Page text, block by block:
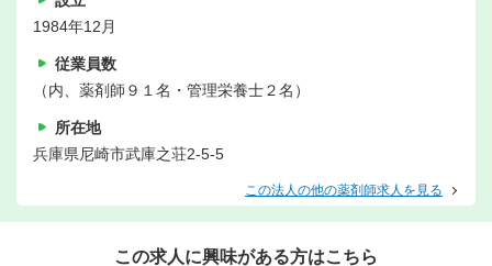
1984年12月
従業員数
（内、薬剤師９１名・管理栄養士２名）
所在地
兵庫県尼崎市武庫之荘2-5-5
この法人の他の薬剤師求人を見る
この求人に興味がある方はこちら